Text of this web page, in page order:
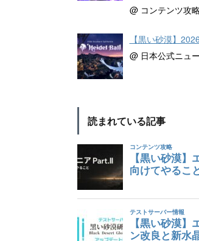
@ コンテンツ攻
【黒い砂漠】
@ 日本公式ニュ
読まれている記事